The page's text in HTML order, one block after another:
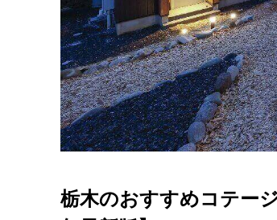
栃木のおすすめコテー